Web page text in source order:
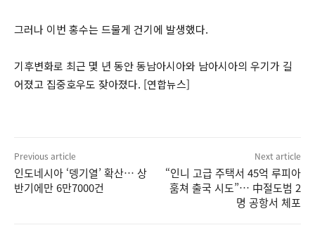
그러나 이번 홍수는 드물게 건기에 발생했다.
기후변화로 최근 몇 년 동안 동남아시아와 남아시아의 우기가 길
어졌고 집중호우도 잦아졌다. [연합뉴스]
Previous article
인도네시아 ‘뎅기열’ 확산… 상
반기에만 6만7000건
Next article
“인니 고급 주택서 45억 루피아
훔쳐 출국 시도”… 中절도범 2
명 공항서 체포